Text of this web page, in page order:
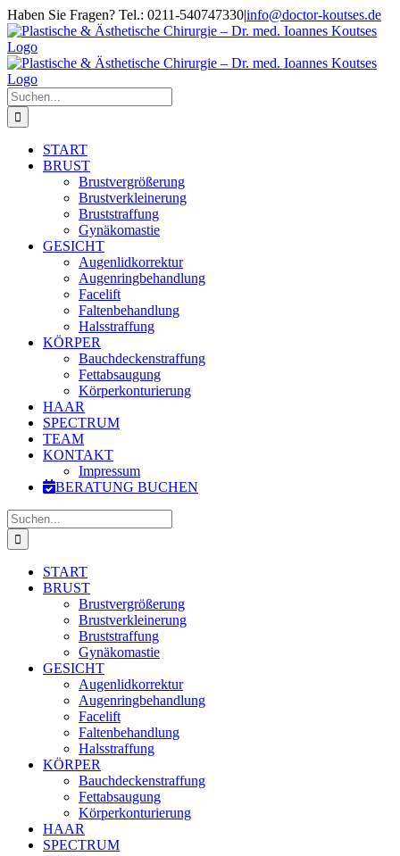
Zum
Inhalt
springen
Haben Sie Fragen? Tel.: 0211-540747330|info@doctor-koutses.de
Facebook
Instagram
Suche
nach:
START
BRUST
Brustvergrößerung
Brustverkleinerung
Bruststraffung
Gynäkomastie
GESICHT
Augenlidkorrektur
Augenringbehandlung
Facelift
Faltenbehandlung
Halsstraffung
KÖRPER
Bauchdeckenstraffung
Fettabsaugung
Körperkonturierung
HAAR
SPECTRUM
TEAM
KONTAKT
Impressum
BERATUNG BUCHEN
Suche
nach:
START
BRUST
Brustvergrößerung
Brustverkleinerung
Bruststraffung
Gynäkomastie
GESICHT
Augenlidkorrektur
Augenringbehandlung
Facelift
Faltenbehandlung
Halsstraffung
KÖRPER
Bauchdeckenstraffung
Fettabsaugung
Körperkonturierung
HAAR
SPECTRUM